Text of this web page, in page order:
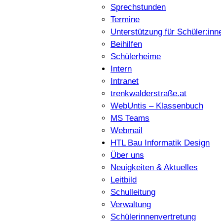
Sprechstunden
Termine
Unterstützung für
Beihilfen
Schülerheime
Intern
Intranet
trenkwalderstraße.at
WebUntis – Klassenbuch
MS Teams
Webmail
HTL Bau Informatik Design
Über uns
Neuigkeiten & Aktuelles
Leitbild
Schulleitung
Verwaltung
Schülerinnenvertretung